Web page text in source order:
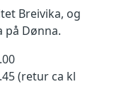
Breivika, og
på Dønna.
(retur ca kl